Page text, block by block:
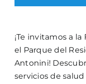
¡Te invitamos a
el Parque del
Antonini!
servicios de